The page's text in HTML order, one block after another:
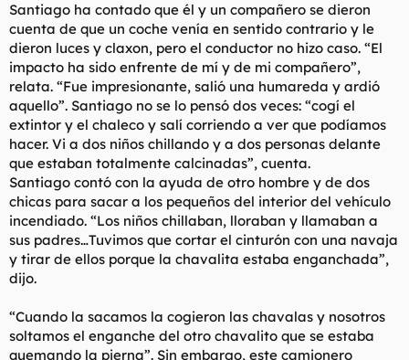
Santiago ha contado que él y un compañero se dieron
cuenta de que un coche venía en sentido contrario y le
dieron luces y claxon, pero el conductor no hizo caso. “El
impacto ha sido enfrente de mí y de mi compañero”,
relata. “Fue impresionante, salió una humareda y ardió
aquello”. Santiago no se lo pensó dos veces: “cogí el
extintor y el chaleco y salí corriendo a ver que podíamos
hacer. Vi a dos niños chillando y a dos personas delante
que estaban totalmente calcinadas”, cuenta.
Santiago contó con la ayuda de otro hombre y de dos
chicas para sacar a los pequeños del interior del vehículo
incendiado. “Los niños chillaban, lloraban y llamaban a
sus padres…Tuvimos que cortar el cinturón con una navaja
y tirar de ellos porque la chavalita estaba enganchada”,
dijo.
“Cuando la sacamos la cogieron las chavalas y nosotros
soltamos el enganche del otro chavalito que se estaba
quemando la pierna”. Sin embargo, este camionero